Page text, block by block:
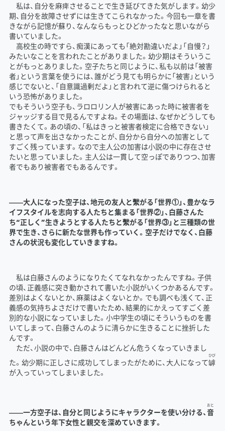
私は、自分を麻痺させることで生き延びてきた気がします。幼少
期、自分を故障させずには生きてこられなかった。今回も一章を書
きながら記憶が蘇り、なんならもっとひどかったなと思いながら
書いていました。
高校生の時ですら、痴漢にあっても「絶対勘違いだよ」「自慢？」
みたいなことを言われたことがありました。幼少期はそういうこ
とがもっとありました。空子たちと同じように、私も以前は「被害
者」という言葉を使うには、誰がどう見ても明らかに「被害」という
感じでないと、「自意識過剰だよ」と言われて逆に傷つけられると
いう恐怖がありました。
でもそういう空子も、ラロロリン人が被害にあった時に被害者を
ジャッジする目で見るんですよね。その場面は、なぜかどうしても
書きたくて。あの頃の、「私はきっと被害者検定に合格できない」
と思って声を出さなかったことが、自分から自分への加害として
すごく残っています。なので主人公の加害は小説の中に存在させ
たいと思っていました。主人公は一貫して空っぽでありつつ、加害
者でもあり被害者でもあるんです。
――大人になった空子は、地元の友人と繫がる「世界①」、豊かなラ
イフスタイルを志向する人たちと集まる「世界②」、白藤さんた
ち“正しく”生きようとする人たちと繫がる「世界③」と三種類の世
界で生き、さらに新たな世界も作っていく。空子だけでなく、白藤
さんの状況も変化していきますね。
私は白藤さんのようになりたくてなれなかったんですね。子供
の頃、正義感に突き動かされて書いた小説がいくつかあるんです。
差別はよくないとか、麻薬はよくないとか。でも調べも浅くて、正
義感の気持ちよさだけで書いたため、結果的にかえってすごく差
別的な小説になっていました。小中学生の頃にそういうものを書
いてしまって、白藤さんのように清らかに生きることに挫折した
んです。
ただ、小説の中で、白藤さんはどんどん危うくなっていきまし
た。幼少期に正しさに成功してしまったがために、大人になって罅
ひび
が入っていってしまいました。
――一方空子は、自分と同じようにキャラクターを使い分ける、音
おと
ちゃんという年下女性と親交を深めていきます。